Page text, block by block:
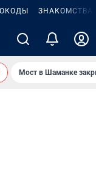
ЗНАКОМСТВА
Мост в Шаманке